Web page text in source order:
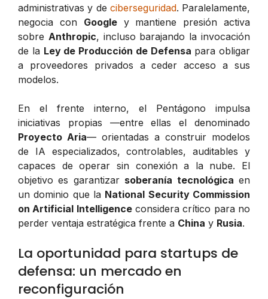
administrativas y de ciberseguridad. Paralelamente,
negocia con Googley mantiene presión activa
sobre Anthropic, incluso barajando la invocación
de la Ley de Producción de Defensa para obligar
a proveedores privados a ceder acceso a sus
modelos.
En el frente interno, el Pentágono impulsa
iniciativas propias —entre ellas el denominado
Proyecto Aria— orientadas a construir modelos
de IA especializados, controlables, auditables y
capaces de operar sin conexión a la nube. El
objetivo es garantizar soberanía tecnológica en
un dominio que la National Security Commission
on Artificial Intelligenceconsidera crítico para no
perder ventaja estratégica frente a China y Rusia.
La oportunidad para startups de
defensa: un mercado en
reconfiguración